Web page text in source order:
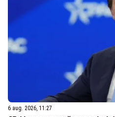
6 aug. 2026, 11:27